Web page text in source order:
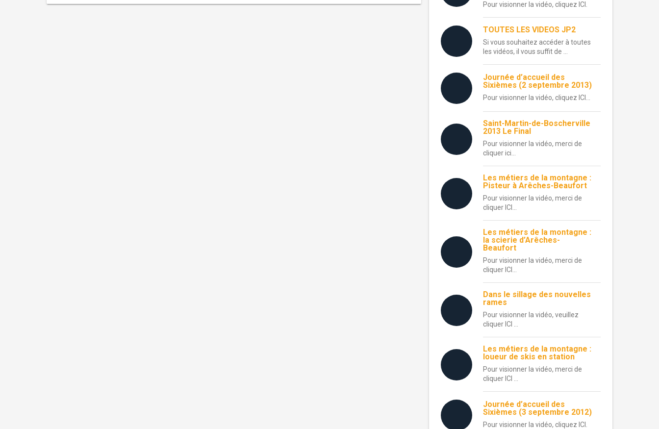
Pour visionner la vidéo, cliquez ICI.
TOUTES LES VIDEOS JP2
Si vous souhaitez accéder à toutes
les vidéos, il vous suffit de ...
Journée d’accueil des
Sixièmes (2 septembre 2013)
Pour visionner la vidéo, cliquez ICI…
Saint-Martin-de-Boscherville
2013 Le Final
Pour visionner la vidéo, merci de
cliquer ici…
Les métiers de la montagne :
Pisteur à Arêches-Beaufort
Pour visionner la vidéo, merci de
cliquer ICI…
Les métiers de la montagne :
la scierie d’Arêches-
Beaufort
Pour visionner la vidéo, merci de
cliquer ICI…
Dans le sillage des nouvelles
rames
Pour visionner la vidéo, veuillez
cliquer ICI …
Les métiers de la montagne :
loueur de skis en station
Pour visionner la vidéo, merci de
cliquer ICI …
Journée d’accueil des
Sixièmes (3 septembre 2012)
Pour visionner la vidéo, cliquez ICI.